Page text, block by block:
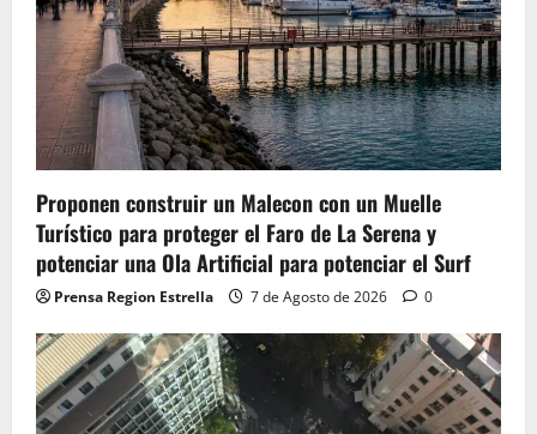
Proponen construir un Malecon con un Muelle
Turístico para proteger el Faro de La Serena y
potenciar una Ola Artificial para potenciar el Surf
Prensa Region Estrella 7 de Agosto de 2026 0